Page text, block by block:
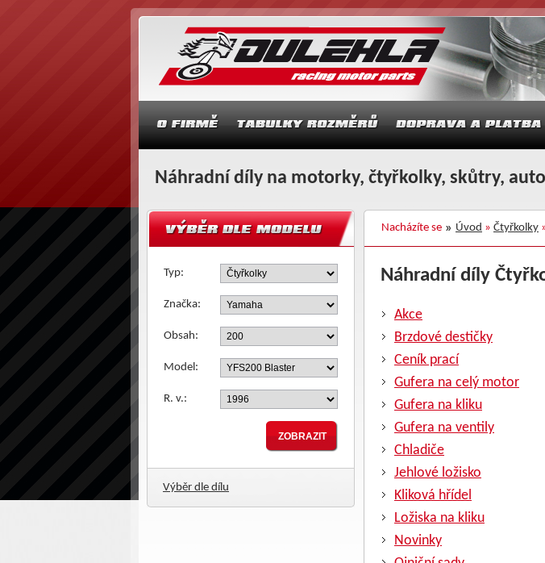
Náhradní díly na motorky, čtyřkolky, skůtry,
Nacházíte se Úvod » Čtyřkolky
Typ:
Značka:
Obsah:
Model:
R. v.:
Výběr dle dílu
Náhradní díly
Akce
Brzdové destičky
Ceník prací
Gufera na celý motor
Gufera na kliku
Gufera na ventily
Chladiče
Jehlové ložisko
Kliková hřídel
Ložiska na kliku
Novinky